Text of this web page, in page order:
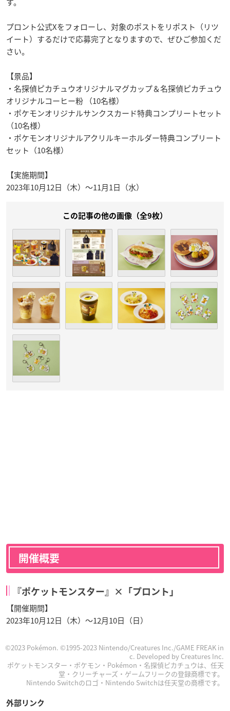
プロント公式Xをフォローし、対象のポストをリポスト（リツ
イート）するだけで応募完了となりますので、ぜひご参加くだ
さい。
【景品】
・名探偵ピカチュウオリジナルマグカップ＆名探偵ピカチュウ
オリジナルコーヒー粉 （10名様）
・ポケモンオリジナルサンクスカード特典コンプリートセット
（10名様）
・ポケモンオリジナルアクリルキーホルダー特典コンプリート
セット（10名様）
【実施期間】
2023年10月12日（木）～11月1日（水）
この記事の他の画像（全9枚）
開催概要
『ポケットモンスター』×「プロント」
【開催期間】
2023年10月12日（木）〜12月10日（日）
©2023 Pokémon. ©1995-2023 Nintendo/Creatures Inc./GAME FREAK in
c. Developed by Creatures Inc.
ポケットモンスター・ポケモン・Pokémon・名探偵ピカチュウは、任天
堂・クリーチャーズ・ゲームフリークの登録商標です。
Nintendo Switchのロゴ・Nintendo Switchは任天堂の商標です。
外部リンク